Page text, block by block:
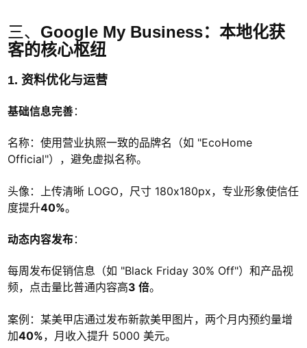
三、 Google My Business：本地化获
客的核心枢纽
1. 资料优化与运营
基础信息完善：
名称：使用营业执照一致的品牌名（如 "EcoHome
Official"），避免虚拟名称。
头像：上传清晰 LOGO，尺寸 180x180px，专业形象使信任
度提升40%。
动态内容发布：
每周发布促销信息（如 "Black Friday 30% Off"）和产品视
频，点击量比普通内容高3 倍。
案例：某美甲店通过发布新款美甲图片，两个月内预约量增
加40%，月收入提升 5000 美元。